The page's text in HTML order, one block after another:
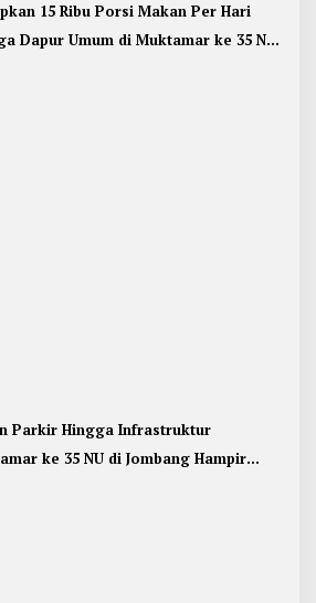
15 Ribu Porsi Makan Per Hari
Dapur Umum di Muktamar ke 35 NU
Parkir Hingga Infrastruktur
ke 35 NU di Jombang Hampir